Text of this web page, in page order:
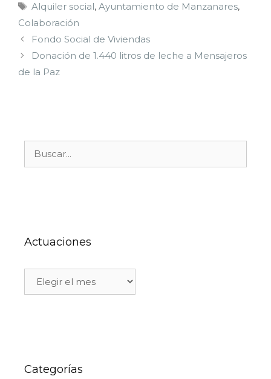
Alquiler social, Ayuntamiento de Manzanares,
Colaboración
Fondo Social de Viviendas
Donación de 1.440 litros de leche a Mensajeros
de la Paz
Actuaciones
Categorías